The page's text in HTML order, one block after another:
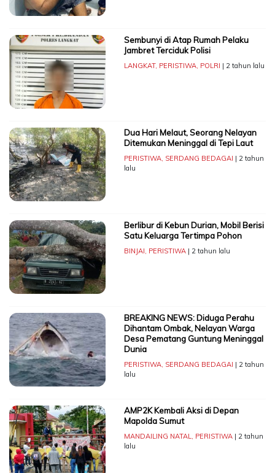
Sembunyi di Atap Rumah Pelaku
Jambret Terciduk Polisi
LANGKAT, PERISTIWA, POLRI | 2 tahun lalu
Dua Hari Melaut, Seorang Nelayan
Ditemukan Meninggal di Tepi Laut
PERISTIWA, SERDANG BEDAGAI | 2 tahun
lalu
Berlibur di Kebun Durian, Mobil Berisi
Satu Keluarga Tertimpa Pohon
BINJAI, PERISTIWA| 2 tahun lalu
BREAKING NEWS: Diduga Perahu
Dihantam Ombak, Nelayan Warga
Desa Pematang Guntung Meninggal
Dunia
PERISTIWA, SERDANG BEDAGAI | 2 tahun
lalu
AMP2K Kembali Aksi di Depan
Mapolda Sumut
MANDAILING NATAL, PERISTIWA| 2 tahun
lalu